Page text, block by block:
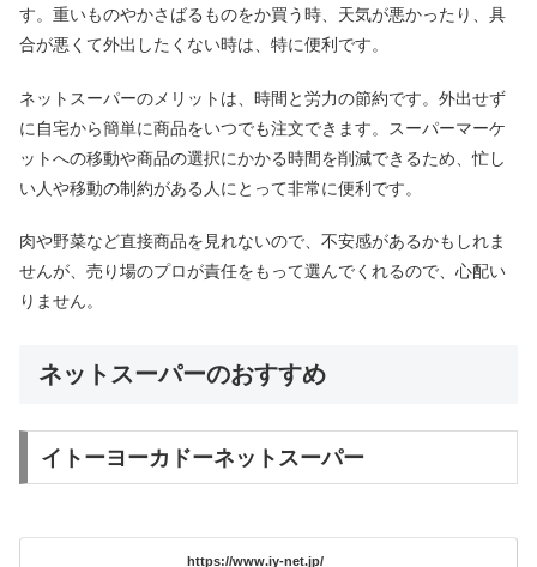
す。重いものやかさばるものをか買う時、天気が悪かったり、具
合が悪くて外出したくない時は、特に便利です。
ネットスーパーのメリットは、時間と労力の節約です。外出せず
に自宅から簡単に商品をいつでも注文できます。スーパーマーケ
ットへの移動や商品の選択にかかる時間を削減できるため、忙し
い人や移動の制約がある人にとって非常に便利です。
肉や野菜など直接商品を見れないので、不安感があるかもしれま
せんが、売り場のプロが責任をもって選んでくれるので、心配い
りません。
ネットスーパーのおすすめ
イトーヨーカドーネットスーパー
https://www.iy-net.jp/